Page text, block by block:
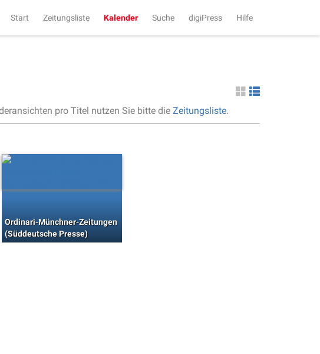
Start Zeitungsliste Kalender Suche digiPress Hilfe
pro Titel nutzen Sie bitte die Zeitungsliste.
Ordinari-Münchner-Zeitungen
(Süddeutsche Presse)